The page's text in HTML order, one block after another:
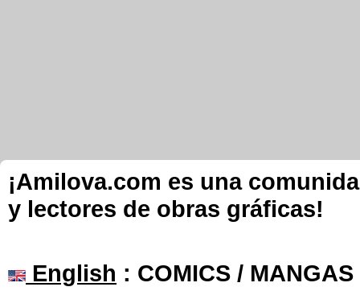
¡Amilova.com es una
y lectores de obras gráficas!
English : COMICS /